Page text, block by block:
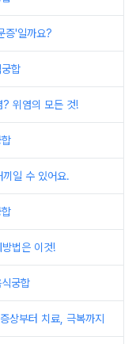
증'일까요?
합
? 위염의 모든 것!
일 수 있어요.
법은 이것!
궁합
상부터 치료, 극복까지